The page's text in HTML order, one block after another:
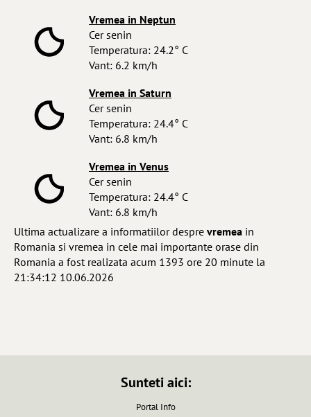
Vremea in Neptun
Cer senin
Temperatura: 24.2° C
Vant: 6.2 km/h
Vremea in Saturn
Cer senin
Temperatura: 24.4° C
Vant: 6.8 km/h
Vremea in Venus
Cer senin
Temperatura: 24.4° C
Vant: 6.8 km/h
Ultima actualizare a informatiilor despre vremea in
Romania si vremea in cele mai importante orase din
Romania a fost realizata acum 1393 ore 20 minute la
21:34:12 10.06.2026
Sunteti aici:
Portal Info